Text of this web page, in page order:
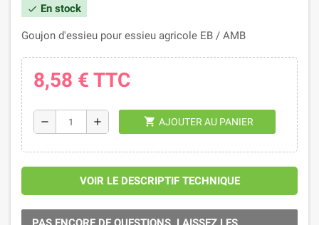
check En stock
Goujon d'essieu pour essieu agricole EB / AMB
8,58 € TTC
remove add shopping_cart AJOUTER AU PANIER
VOIR LE DESCRIPTIF TECHNIQUE